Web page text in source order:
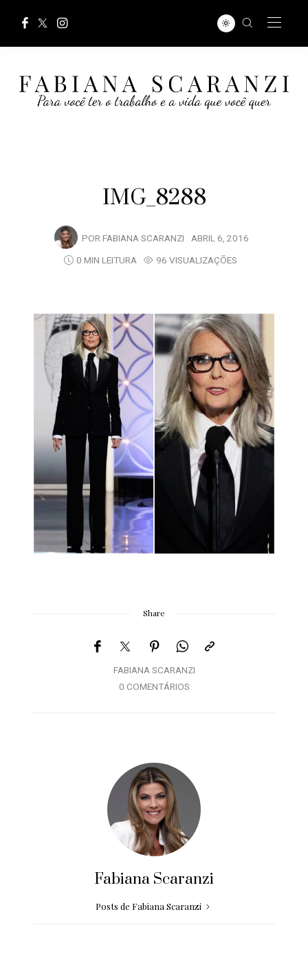
IMG_8288
POR FABIANA SCARANZI ABRIL 6, 2016
0 MIN LEITURA
96 VISUALIZAÇÕES
Share
FABIANA SCARANZI
0 COMENTÁRIOS
Fabiana Scaranzi
Posts de Fabiana Scaranzi